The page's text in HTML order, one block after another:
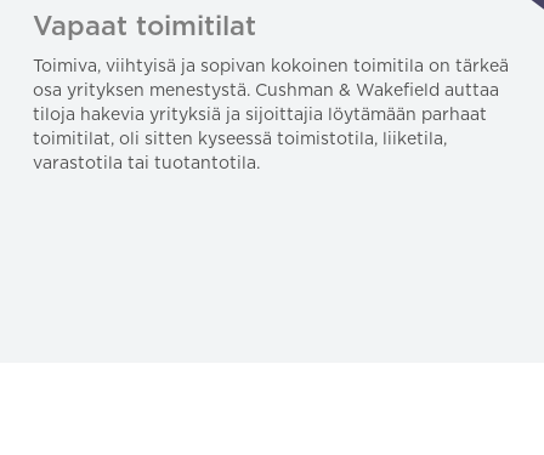
Vapaat toimitilat
Toimiva, viihtyisä ja sopivan kokoinen toimitila on tärkeä
osa yrityksen menestystä. Cushman & Wakefield auttaa
tiloja hakevia yrityksiä ja sijoittajia löytämään parhaat
toimitilat, oli sitten kyseessä toimistotila, liiketila,
varastotila tai tuotantotila.